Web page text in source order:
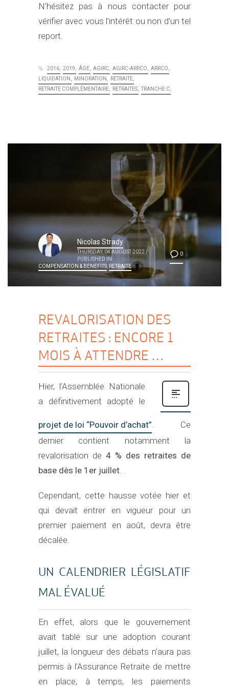
N’hésitez pas à nous contacter pour
vérifier avec vous l’intérêt ou non d’un tel
report.
2016 2019 ÂGE AGIRC AGIRC-ARRCO
ARRCO
LIQUIDATION
MINORATION
RETRAITE
RETRAITE COMPLÉMENTAIRE
RETRAITES TRANCHE C
0
Nicolas Strady
THURSDAY, 04 AUGUST 2022 /
PUBLISHED IN
COMPENSATION & BENEFITS,RETRAITE
REVALORISATION DES
RETRAITES : ENCORE 1
MOIS À ATTENDRE …
Hier, l’Assemblée Nationale
a définitivement adopté le
projet de loi “Pouvoir d’achat” . Ce
dernier contient notamment la
revalorisation de 4 % des retraites de
base dès le 1er juillet
Cependant, cette hausse votée hier et
qui devait entrer en vigueur pour un
premier paiement en août, devra être
décalée.
UN CALENDRIER LÉGISLATIF
MAL ÉVALUÉ
En effet, alors que le gouvernement
avait tablé sur une adoption courant
juillet, la longueur des débats n’aura pas
permis à l’Assurance Retraite de mettre
en place, à temps, les paiements